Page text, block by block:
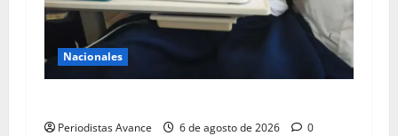
Nacionales
Periodistas Avance 6 de agosto de 2026 0